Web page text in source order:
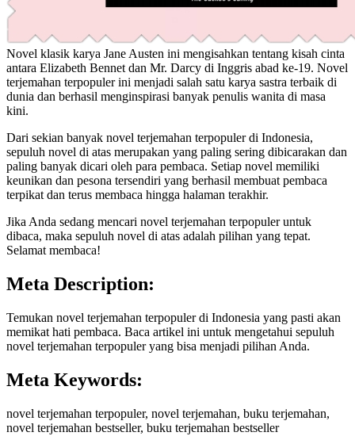
Novel klasik karya Jane Austen ini mengisahkan tentang kisah cinta
antara Elizabeth Bennet dan Mr. Darcy di Inggris abad ke-19. Novel
terjemahan terpopuler ini menjadi salah satu karya sastra terbaik di
dunia dan berhasil menginspirasi banyak penulis wanita di masa
kini.
Dari sekian banyak novel terjemahan terpopuler di Indonesia,
sepuluh novel di atas merupakan yang paling sering dibicarakan dan
paling banyak dicari oleh para pembaca. Setiap novel memiliki
keunikan dan pesona tersendiri yang berhasil membuat pembaca
terpikat dan terus membaca hingga halaman terakhir.
Jika Anda sedang mencari novel terjemahan terpopuler untuk
dibaca, maka sepuluh novel di atas adalah pilihan yang tepat.
Selamat membaca!
Meta Description:
Temukan novel terjemahan terpopuler di Indonesia yang pasti akan
memikat hati pembaca. Baca artikel ini untuk mengetahui sepuluh
novel terjemahan terpopuler yang bisa menjadi pilihan Anda.
Meta Keywords:
novel terjemahan terpopuler, novel terjemahan, buku terjemahan,
novel terjemahan bestseller, buku terjemahan bestseller